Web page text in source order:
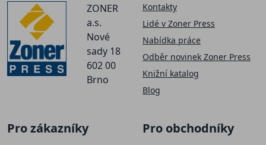
ZONER
a.s.
Nové
sady 18
602 00
Brno
Kontakty
Lidé v Zoner Press
Nabídka práce
Odběr novinek Zoner Press
Knižní katalog
Blog
Pro zákazníky Pro obchodníky